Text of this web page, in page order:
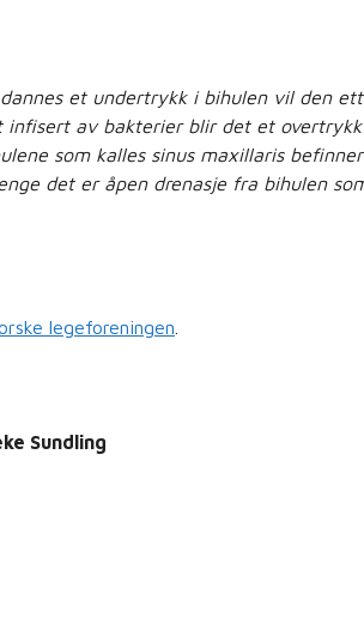
et undertrykk i bihulen vil den
av bakterier blir det et
som kalles sinus maxillaris
det er åpen drenasje fra bihulen
legeforeningen
Sundling